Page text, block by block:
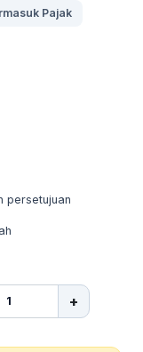
Pajak
persetujuan
+